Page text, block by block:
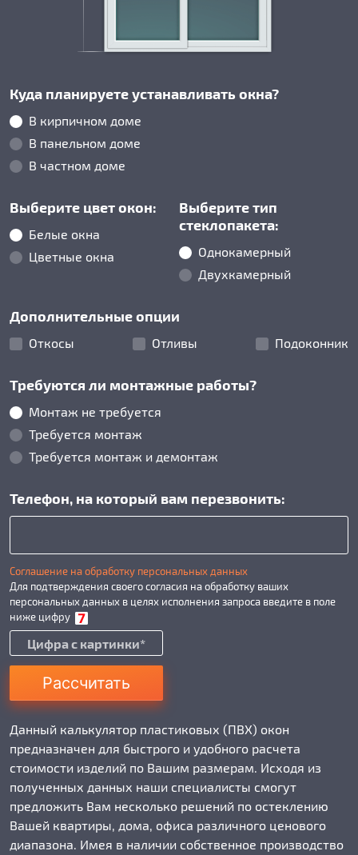
Куда планируете устанавливать окна?
В кирпичном доме
В панельном доме
В частном доме
Выберите цвет окон:
Белые окна
Цветные окна
Выберите тип
стеклопакета:
Однокамерный
Двухкамерный
Дополнительные опции
Откосы Отливы Подоконник
Требуются ли монтажные работы?
Монтаж не требуется
Требуется монтаж
Требуется монтаж и демонтаж
Телефон, на который вам перезвонить:
Соглашение на обработку персональных данных
Для подтверждения своего согласия на обработку ваших
персональных данных в целях исполнения запроса введите в поле
ниже цифру
Рассчитать
Данный калькулятор пластиковых (ПВХ) окон
предназначен для быстрого и удобного расчета
стоимости изделий по Вашим размерам. Исходя из
полученных данных наши специалисты смогут
предложить Вам несколько решений по остеклению
Вашей квартиры, дома, офиса различного ценового
диапазона. Имея в наличии собственное производство